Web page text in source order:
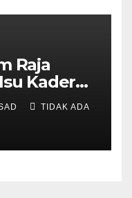
Raja
Kader
Petugas
TIDAK ADA